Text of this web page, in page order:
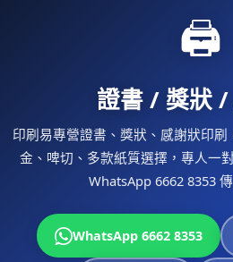
🖨
證書 / 獎狀
印刷易專營證書、獎狀、感謝狀印
金、啤切、多款紙質選擇，專人一
WhatsApp 6662 8353
WhatsApp 6662 8353